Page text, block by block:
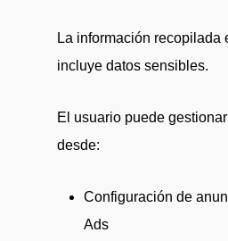
La información recopilada
incluye datos sensibles.
El usuario puede
desde:
Configuración de
Ads